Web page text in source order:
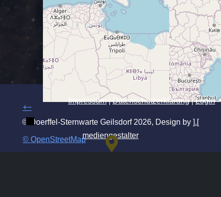
+−
© OpenStreetMap
Impressum|Datenschutzerklärung|LogIn
© Doerffel-Sternwarte Geilsdorf 2026, Design by ].[
mediengestalter